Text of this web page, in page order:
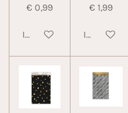
€ 0,99
In winkelwagen
€ 1,99
In